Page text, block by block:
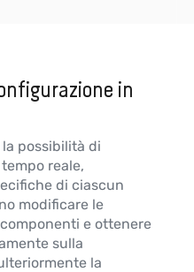
in
possibilità di
reale,
di ciascun
modificare le
e ottenere
sulla
la